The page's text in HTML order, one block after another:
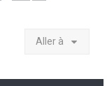
Aller à